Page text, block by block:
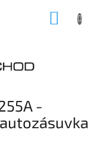
-